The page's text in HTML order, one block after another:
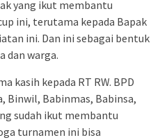
yang ikut membantu
ini, terutama kepada Bapak
ini. Dan ini sebagai bentuk
dan warga.
kasih kepada RT RW. BPD
Binwil, Babinmas, Babinsa,
sudah ikut membantu
turnamen ini bisa